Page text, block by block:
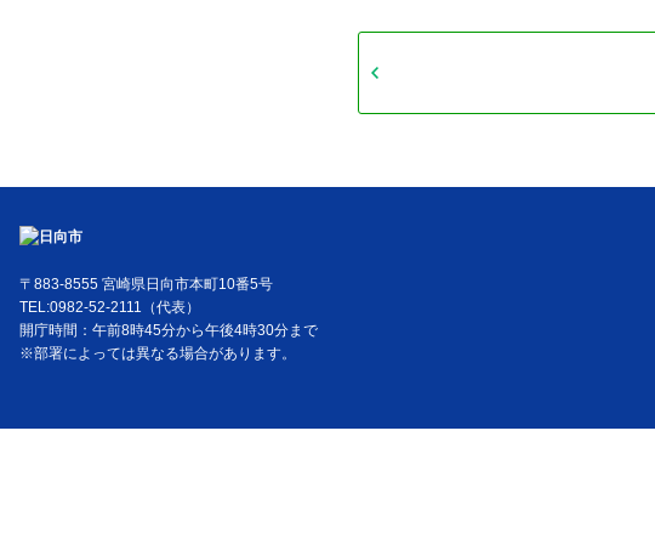
〒883-8555 宮崎県日向市本町10番5号
TEL:0982-52-2111（代表）
開庁時間：午前8時45分から午後4時30分まで
※部署によっては異なる場合があります。